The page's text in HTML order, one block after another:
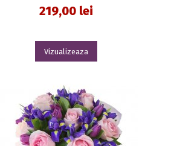
219,00 lei
Vizualizeaza